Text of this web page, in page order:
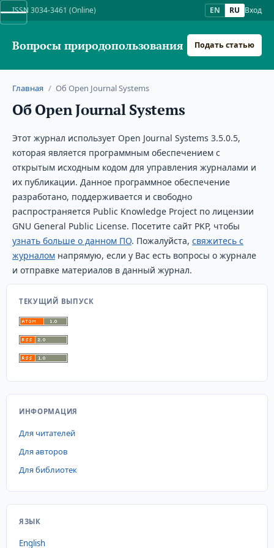
ISSN 3034-3461 (Online) EN RU Вход
Вопросы природопользования Подать статью
Главная / Об Open Journal Systems
Об Open Journal Systems
Этот журнал использует Open Journal Systems 3.5.0.5,
которая является программным обеспечением с
открытым исходным кодом для управления журналами и
их публикации. Данное программное обеспечение
разработано, поддерживается и свободно
распространяется Public Knowledge Project по лицензии
GNU General Public License. Посетите сайт PKP, чтобы
узнать больше о данном ПО. Пожалуйста, свяжитесь с
журналомнапрямую, если у Вас есть вопросы о журнале
и отправке материалов в данный журнал.
ТЕКУЩИЙ ВЫПУСК
ИНФОРМАЦИЯ
Для читателей
Для авторов
Для библиотек
ЯЗЫК
English